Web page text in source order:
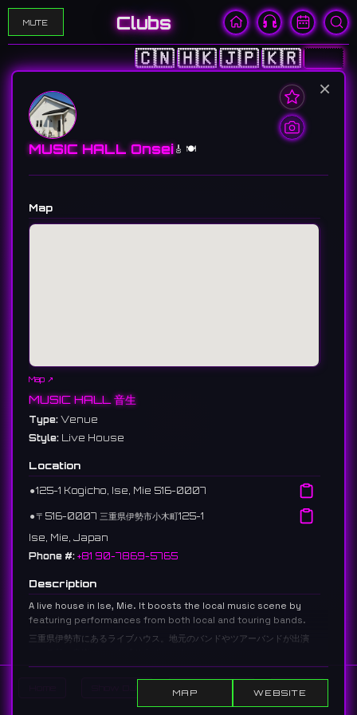
MUTE Clubs
🇨🇳🇭🇰🇯🇵🇰🇷🇺🇸
Show Events Search
×
MUSIC HALL Onsei🎸 🍽️
Map
Map ↗
MUSIC HALL 音生
Type: Venue
Style: Live House
Location
⚫︎125-1 Kogicho, Ise, Mie 516-0007
⚫︎〒516-0007 三重県伊勢市小木町125-1
Ise, Mie, Japan
Phone #: +81 90-7869-5765
Description
A live house in Ise, Mie. It boosts the local music scene by
featuring performances from both local and touring bands.
三重県伊勢市にあるライブハウス。地元のバンドやツアーバンドが出演
5 reviews 4.4 ⭐️
MAP WEBSITE